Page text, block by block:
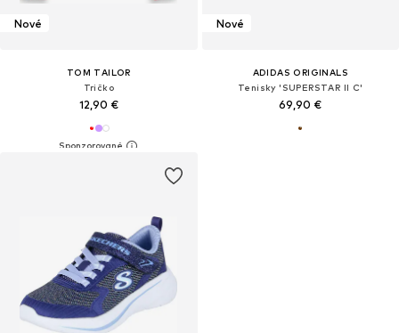
Nové
TOM TAILOR
Tričko
12,90 €
Nové
ADIDAS ORIGINALS
Tenisky 'SUPERSTAR II C'
69,90 €